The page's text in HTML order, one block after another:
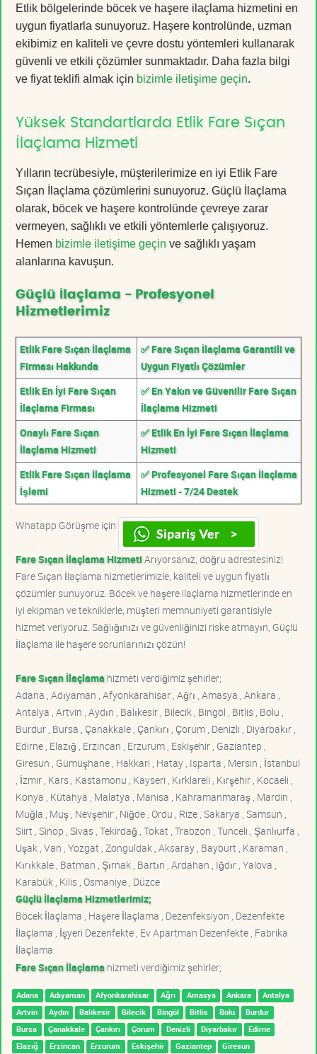
Etlik bölgelerinde böcek ve haşere ilaçlama hizmetini en
uygun fiyatlarla sunuyoruz. Haşere kontrolünde, uzman
ekibimiz en kaliteli ve çevre dostu yöntemleri kullanarak
güvenli ve etkili çözümler sunmaktadır. Daha fazla bilgi
ve fiyat teklifi almak için bizimle iletişime geçin.
Yüksek Standartlarda Etlik Fare Sıçan
İlaçlama Hizmeti
Yılların tecrübesiyle, müşterilerimize en iyi Etlik Fare
Sıçan İlaçlama çözümlerini sunuyoruz. Güçlü İlaçlama
olarak, böcek ve haşere kontrolünde çevreye zarar
vermeyen, sağlıklı ve etkili yöntemlerle çalışıyoruz.
Hemen bizimle iletişime geçin ve sağlıklı yaşam
alanlarına kavuşun.
Güçlü İlaçlama - Profesyonel
Hizmetlerimiz
Etlik Fare Sıçan İlaçlama
Firması Hakkında
✅ Fare Sıçan İlaçlama Garantili ve
Uygun Fiyatlı Çözümler
Etlik En İyi Fare Sıçan
İlaçlama Firması
✅ En Yakın ve Güvenilir Fare Sıçan
İlaçlama Hizmeti
Onaylı Fare Sıçan
İlaçlama Hizmeti
✅ Etlik En İyi Fare Sıçan İlaçlama
Hizmeti
Etlik Fare Sıçan İlaçlama
İşlemi
✅ Profesyonel Fare Sıçan İlaçlama
Hizmeti - 7/24 Destek
Whatapp Görüşme için
Fare Sıçan İlaçlama HizmetiArıyorsanız, doğru adrestesiniz!
Fare Sıçan İlaçlama hizmetlerimizle, kaliteli ve uygun fiyatlı
çözümler sunuyoruz. Böcek ve haşere ilaçlama hizmetlerinde en
iyi ekipman ve tekniklerle, müşteri memnuniyeti garantisiyle
hizmet veriyoruz. Sağlığınızı ve güvenliğinizi riske atmayın, Güçlü
İlaçlama ile haşere sorunlarınızı çözün!
Fare Sıçan İlaçlama hizmeti verdiğimiz şehirler;
Adana , Adıyaman , Afyonkarahisar , Ağrı , Amasya , Ankara ,
Antalya , Artvin , Aydın , Balıkesir , Bilecik , Bingöl , Bitlis , Bolu ,
Burdur , Bursa , Çanakkale , Çankırı , Çorum , Denizli , Diyarbakır ,
Edirne , Elazığ , Erzincan , Erzurum , Eskişehir , Gaziantep ,
Giresun , Gümüşhane , Hakkari , Hatay , Isparta , Mersin , İstanbul
, İzmir , Kars , Kastamonu , Kayseri , Kırklareli , Kırşehir , Kocaeli ,
Konya , Kütahya , Malatya , Manisa , Kahramanmaraş , Mardin ,
Muğla , Muş , Nevşehir , Niğde , Ordu , Rize , Sakarya , Samsun ,
Siirt , Sinop , Sivas , Tekirdağ , Tokat , Trabzon , Tunceli , Şanlıurfa ,
Uşak , Van , Yozgat , Zonguldak , Aksaray , Bayburt , Karaman ,
Kırıkkale , Batman , Şırnak , Bartın , Ardahan , Iğdır , Yalova ,
Karabük , Kilis , Osmaniye , Düzce
Güçlü İlaçlama Hizmetlerimiz;
Böcek İlaçlama , Haşere İlaçlama , Dezenfeksiyon , Dezenfekte
İlaçlama , İşyeri Dezenfekte , Ev Apartman Dezenfekte , Fabrika
İlaçlama
Fare Sıçan İlaçlama hizmeti verdiğimiz şehirler;
Adana Adıyaman Afyonkarahisar Ağrı Amasya Ankara
Antalya
Artvin
Aydın Balıkesir Bilecik Bingöl Bitlis Bolu
Burdur
Bursa
Çanakkale Çankırı Çorum Denizli Diyarbakır
Edirne
Elazığ
Erzincan Erzurum Eskişehir Gaziantep Giresun